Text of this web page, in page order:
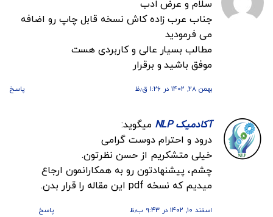
سلام و عرض ادب
جناب عرب زاده کاش نسخه قابل چاپ رو اضافه
می فرمودید
مطالب بسیار عالی و کاربردی هست
موفق باشید و برقرار
بهمن ۲۸, ۱۴۰۲ در ۱:۲۶ ق٫ظ پاسخ
آکادمیک NLP
میگوید:
درود و احترام دوست گرامی
خیلی متشکریم از حسن نظرتون.
چشم، پیشنهادتون رو به همکارانمون ارجاع
میدیم که نسخه pdf این مقاله را قرار بدن.
اسفند ۱۰, ۱۴۰۲ در ۹:۴۳ ب٫ظ پاسخ